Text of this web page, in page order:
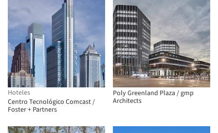
Hoteles
Centro Tecnológico Comcast /
Foster + Partners
Poly Greenland Plaza / gmp
Architects